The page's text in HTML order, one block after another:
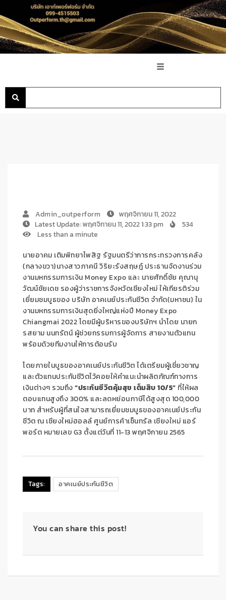
Admin_outperform
พฤศจิกายน 11, 2022
Latest Update: พฤศจิกายน 11, 2022 1:33 pm
534
Less than a minute
นายอาคม เติมพิทยาไพสิฐ รัฐมนตรีว่าการกระทรวงการคลัง
(กลางขวา)นางสาวภาคนี วิริยะรังสฤษฎ์ ประธานจัดงานร่วม
งานมหกรรมการเงิน Money Expo และ นายศักดิ์ชัย คุณานุ
วัฒน์ชัยเดช รองผู้ว่าราชการจังหวัดเชียงใหม่ ให้เกียรติร่วม
เยี่ยมชมบูธของ บริษัท อาคเนย์ประกันชีวิต จำกัด(มหาชน) ใน
งานมหกรรมการเงินสุดยิ่งใหญ่แห่งปี Money Expo
Chiangmai 2022 โดยมีผู้บริหารของบริษัทฯ นำโดย นายก
รสยาม นนทรัตน์ ผู้ช่วยกรรมการผู้จัดการ สายงานตัวแทน
พร้อมด้วยทีมงานให้การต้อนรับ
โดยภายในบูธของอาคเนย์ประกันชีวิต ได้เตรียมผู้เชี่ยวชาญ
และตัวแทนประกันชีวิตไว้คอยให้คำแนะนำผลิตภัณฑ์ทางการ
เงินต่างๆ รวมถึง“ประกันชีวิตคุ้มสุข เต็มสิบ10/5” ที่ให้ผล
ตอบแทนสูงถึง 300% และลดหย่อนภาษีได้สูงสุด 100,000
บาท สำหรับผู้ที่สนใจสามารถเยี่ยมชมบูธของอาคเนย์ประกัน
ชีวิต ณ เชียงใหม่ฮอลล์ ศูนย์การค้าเซ็นทรัล เชียงใหม่ แอร์
พอร์ต หมายเลข G3 ตั้งแต่วันที่ 11-13 พฤศจิกายน 2565
Tags: อาคเนย์ประกันชีวิต
You can share this post!